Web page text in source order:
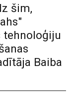
šim,
tehnoloģiju
Baiba